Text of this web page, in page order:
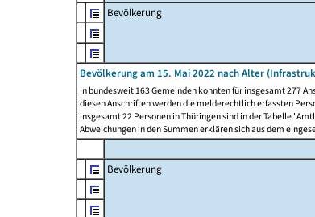
Bevölkerung
Bevölkerung am 15. Mai 2022 nach Alter
In bundesweit 163 Gemeinden konnten für insgesamt 277
diesen Anschriften werden die melderechtlich erfassten
insgesamt 22 Personen in Thüringen sind in der Tabelle
Abweichungen in den Summen erklären sich aus dem
Bevölkerung